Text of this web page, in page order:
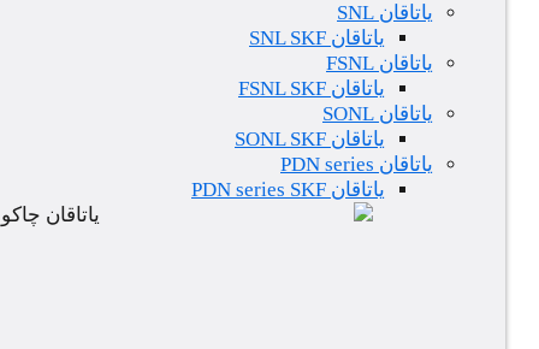
یاتاقان SNL
یاتاقان SNL SKF
یاتاقان FSNL
یاتاقان FSNL SKF
یاتاقان SONL
یاتاقان SONL SKF
یاتاقان PDN series
یاتاقان PDN series SKF